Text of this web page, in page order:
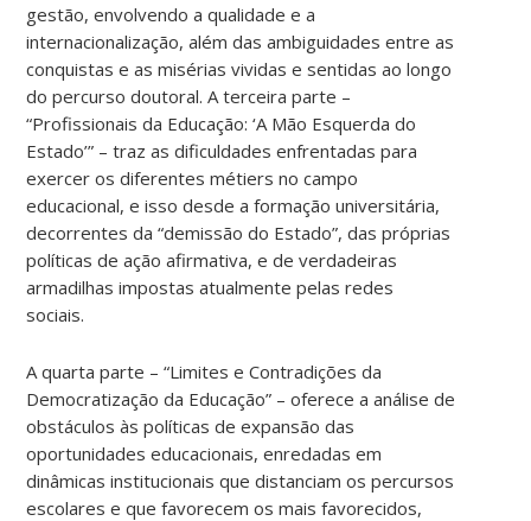
gestão, envolvendo a qualidade e a
internacionalização, além das ambiguidades entre as
conquistas e as misérias vividas e sentidas ao longo
do percurso doutoral. A terceira parte –
“Profissionais da Educação: ‘A Mão Esquerda do
Estado’” – traz as dificuldades enfrentadas para
exercer os diferentes métiers no campo
educacional, e isso desde a formação universitária,
decorrentes da “demissão do Estado”, das próprias
políticas de ação afirmativa, e de verdadeiras
armadilhas impostas atualmente pelas redes
sociais.
A quarta parte – “Limites e Contradições da
Democratização da Educação” – oferece a análise de
obstáculos às políticas de expansão das
oportunidades educacionais, enredadas em
dinâmicas institucionais que distanciam os percursos
escolares e que favorecem os mais favorecidos,